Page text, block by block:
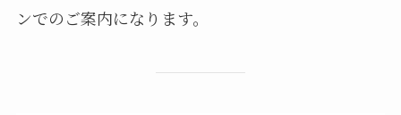
ンでのご案内になります。